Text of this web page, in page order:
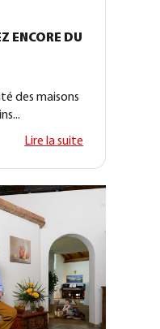
ENCORE DU
des maisons
Lire la suite